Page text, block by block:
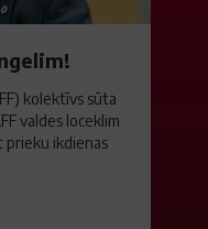
kolektīvs sūta
valdes loceklim
prieku ikdienas